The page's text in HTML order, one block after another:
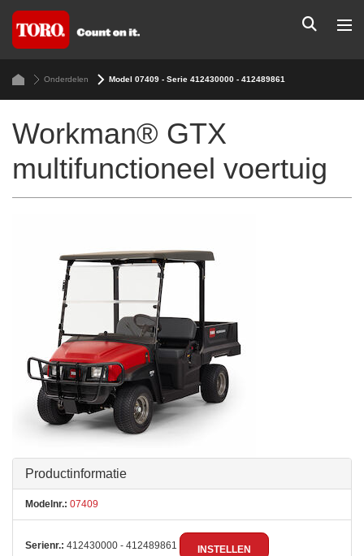
Onderdelen Model 07409 - Serie 412430000 - 412489861
Workman® GTX
multifunctioneel voertuig
Productinformatie
Modelnr.: 07409
Serienr.: 412430000 - 412489861 INSTELLEN